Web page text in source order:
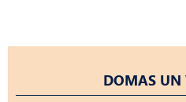
DOMAS UN